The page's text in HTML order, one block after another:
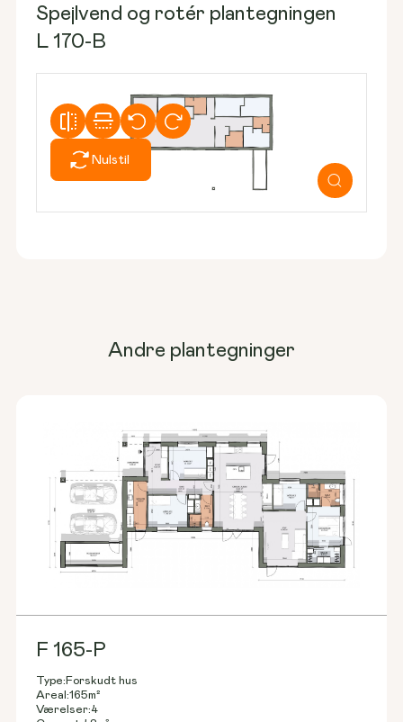
Spejlvend og rotér plantegningen
L 170-B
Nulstil
Andre plantegninger
F 165-P
Type: Forskudt hus
Areal:165m²
Værelser:4